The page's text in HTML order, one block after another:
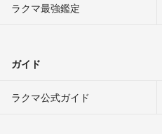
ラクマ最強鑑定
ガイド
ラクマ公式ガイド